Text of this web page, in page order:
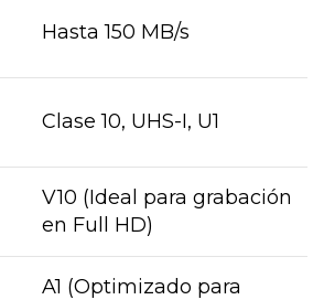
Hasta 150 MB/s
Clase 10, UHS-I, U1
V10 (Ideal para grabación
en Full HD)
A1 (Optimizado para